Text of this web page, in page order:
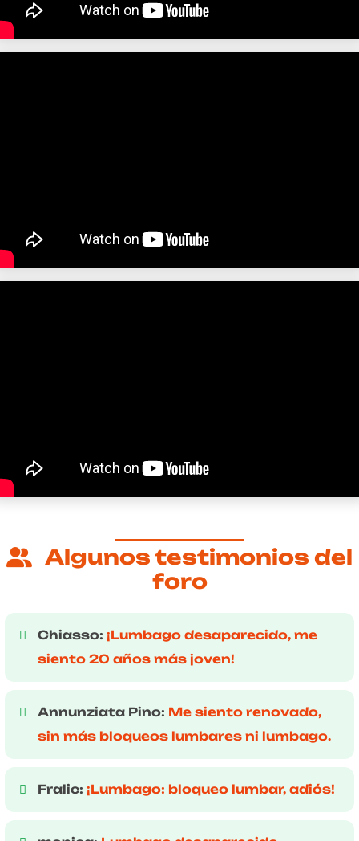
Algunos testimonios del
foro
Chiasso:¡Lumbago desaparecido, me
siento 20 años más joven!
Annunziata Pino: Me siento renovado,
sin más bloqueos lumbares ni lumbago.
Fralic:¡Lumbago: bloqueo lumbar, adiós!